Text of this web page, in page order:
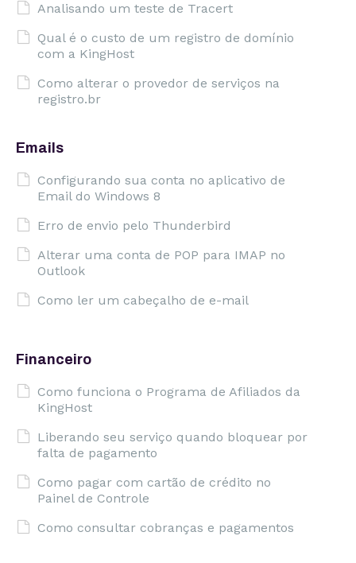
Analisando um teste de Tracert
Qual é o custo de um registro de domínio
com a KingHost
Como alterar o provedor de serviços na
registro.br
Emails
Configurando sua conta no aplicativo de
Email do Windows 8
Erro de envio pelo Thunderbird
Alterar uma conta de POP para IMAP no
Outlook
Como ler um cabeçalho de e-mail
Financeiro
Como funciona o Programa de Afiliados da
KingHost
Liberando seu serviço quando bloquear por
falta de pagamento
Como pagar com cartão de crédito no
Painel de Controle
Como consultar cobranças e pagamentos